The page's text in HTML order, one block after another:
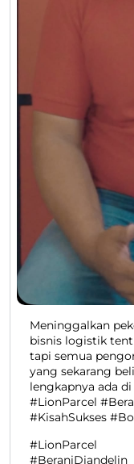
Meninggalkan
bisnis logistik
tapi semua
yang sekarang
lengkapnya ada
#LionParcel
#KisahSukses
#LionParcel
#BeraniDiandelin
#CeritaAgen
#KisahSukses
#BosLogistik
Diposting pada :